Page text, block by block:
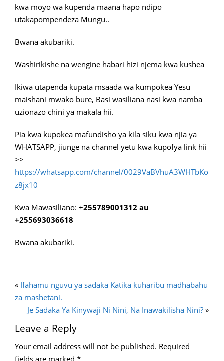
kwa moyo wa kupenda maana hapo ndipo
utakapompendeza Mungu..
Bwana akubariki.
Washirikishe na wengine habari hizi njema kwa kushea
Ikiwa utapenda kupata msaada wa kumpokea Yesu
maishani mwako bure, Basi wasiliana nasi kwa namba
uzionazo chini ya makala hii.
Pia kwa kupokea mafundisho ya kila siku kwa njia ya
WHATSAPP, jiunge na channel yetu kwa kupofya link hii
>>
https://whatsapp.com/channel/0029VaBVhuA3WHTbKo
z8jx10
Kwa Mawasiliano: +255789001312 au
+255693036618
Bwana akubariki.
« Ifahamu nguvu ya sadaka Katika kuharibu madhabahu
za mashetani.
Je Sadaka Ya Kinywaji Ni Nini, Na Inawakilisha Nini? »
Leave a Reply
Your email address will not be published. Required